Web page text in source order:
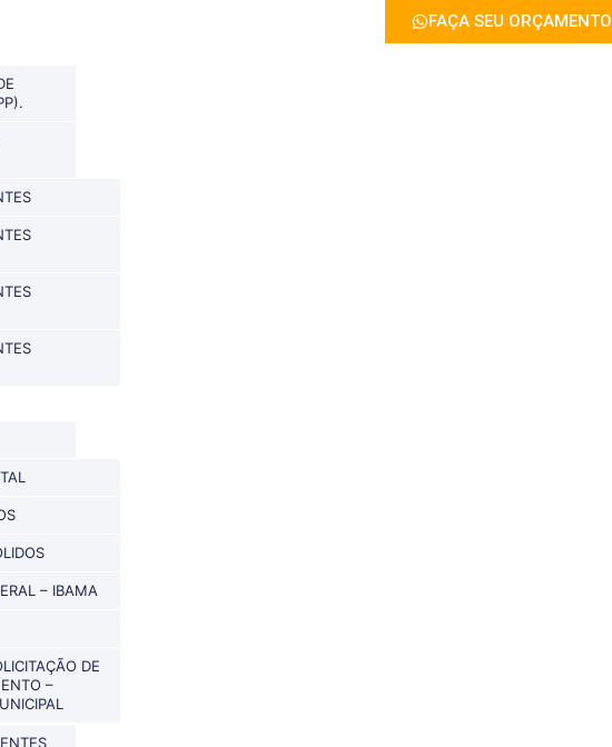
– IBAMA
DE
–
FAÇA SEU ORÇAMENTO